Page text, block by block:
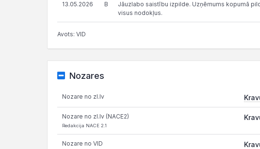
13.05.2026 B
Jāuzlabo saistību izpilde. Uzņēmums kopumā
visus nodokļus.
Avots: VID
Nozares
Nozare no zl.lv
Nozare no zl.lv (NACE2)
Redakcija NACE 2.1
Nozare no VID